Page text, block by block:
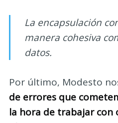
La encapsulación
manera cohesiva
datos.
Por último, Modesto
de errores que
la hora de trabajar con